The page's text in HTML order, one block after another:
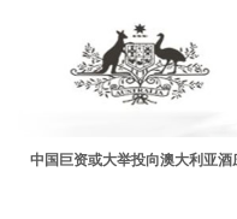
中国巨资或大举投向澳大利亚酒